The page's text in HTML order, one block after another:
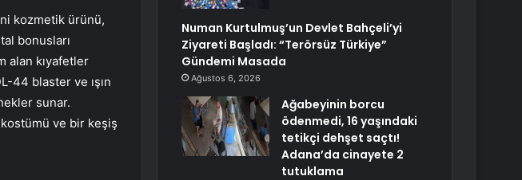
kozmetik ürünü,
bonusları
alan kıyafetler
44 blaster ve ışın
sunar.
ve bir keşiş
Numan Kurtulmuş’un Devlet Bahçeli’yi
Ziyareti Başladı: “Terörsüz Türkiye”
Gündemi Masada
Ağustos 6, 2026
Ağabeyinin borcu
ödenmedi, 16 yaşındaki
tetikçi dehşet saçtı!
Adana’da cinayete 2
tutuklama